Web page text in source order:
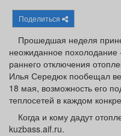
Афиша
Товары
Поделиться
Прошедшая неделя
неожиданное похолодание
раннего отключения
Илья Середюк пообещал
18 мая, возможность его
теплосетей в каждом
Когда и кому дадут
kuzbass.aif.ru.